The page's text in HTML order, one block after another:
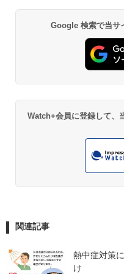
Google 検索で当サ
Watch+会員に登録して、
関連記事
熱中症対策
け